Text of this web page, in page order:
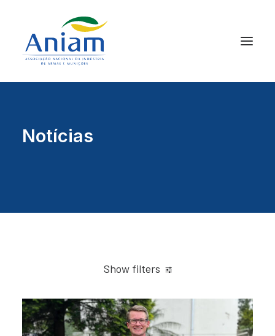
Notícias
Show filters